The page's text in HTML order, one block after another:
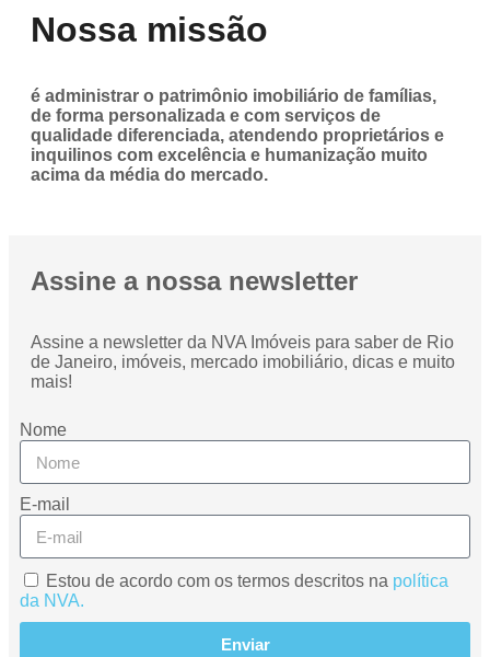
Nossa missão
é administrar o patrimônio imobiliário de famílias,
de forma personalizada e com serviços de
qualidade diferenciada, atendendo proprietários e
inquilinos com excelência e humanização muito
acima da média do mercado.
Assine a nossa newsletter
Assine a newsletter da NVA Imóveis para saber de Rio
de Janeiro, imóveis, mercado imobiliário, dicas e muito
mais!
Nome
E-mail
Estou de acordo com os termos descritos na política
da NVA.
Enviar